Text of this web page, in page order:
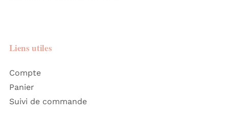
Liens utiles
Compte
Panier
Suivi de commande